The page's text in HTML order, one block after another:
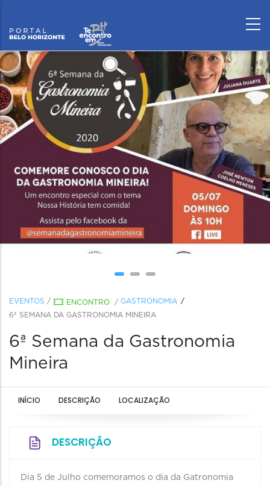
EVENTOS / ENCONTRO / GASTRONOMIA
6ª SEMANA DA GASTRONOMIA MINEIRA
6ª Semana da Gastronomia
Mineira
INÍCIO DESCRIÇÃO LOCALIZAÇÃO
DESCRIÇÃO
Dia 5 de Julho comemoramos o dia da Gatronomia